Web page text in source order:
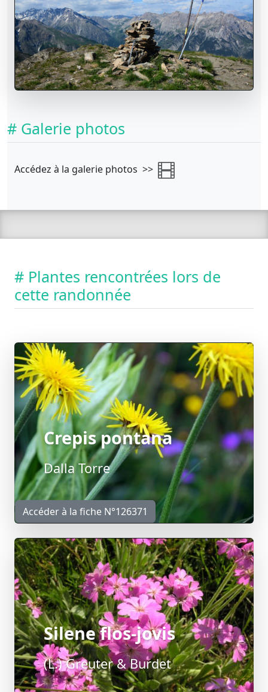
# Galerie photos
Accédez à la galerie photos >>
# Plantes rencontrées lors de
cette randonnée
Crepis pontana
Dalla Torre
Accéder à la fiche N°126371
Silene flos-jovis
(L.) Greuter & Burdet